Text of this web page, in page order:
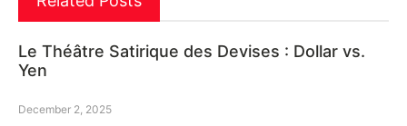
Le Théâtre Satirique des Devises : Dollar vs.
Yen
December 2, 2025